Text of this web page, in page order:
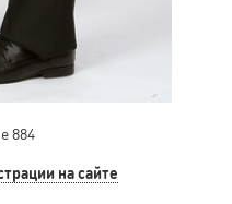
884
на сайте